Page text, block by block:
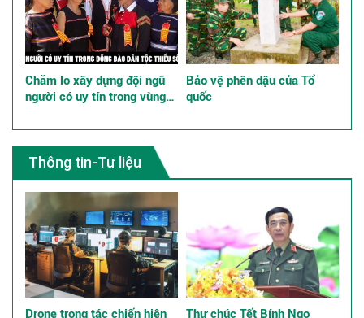
Chăm lo xây dựng đội ngũ
người có uy tín trong vùng
góp phần thực hiện tốt chính
sách dân tộc
Bảo vệ phên dậu của Tổ
quốc
Thông tin-Tư liệu
Drone trong tác chiến hiện
Thư chúc Tết Bính Ngọ